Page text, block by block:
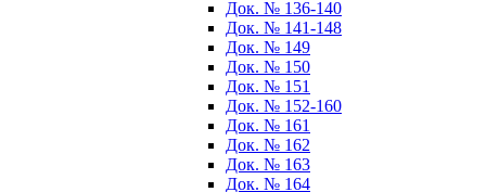
Док. № 136-140
Док. № 141-148
Док. № 149
Док. № 150
Док. № 151
Док. № 152-160
Док. № 161
Док. № 162
Док. № 163
Док. № 164